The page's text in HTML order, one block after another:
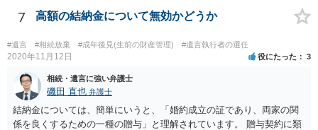
針を取るか決められたらよいと思います。
7 高額の結納金について無効かどうか
#遺言 #相続放棄 #成年後見(生前の財産管理) #遺言執行者の選任
2020年11月12日 役にたった 3
相続・遺言に強い弁護士
磯田 直也 弁護士
結納金については、簡単にいうと、「婚約成立の証であり、両家の関
係を良くするための一種の贈与」と理解されています。 贈与契約に類